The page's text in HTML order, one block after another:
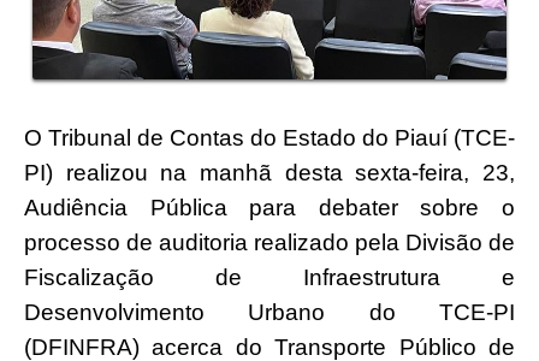
O Tribunal de Contas do Estado do Piauí (TCE-
PI) realizou na manhã desta sexta-feira, 23,
Audiência Pública para debater sobre o
processo de auditoria realizado pela Divisão de
Fiscalização de Infraestrutura e
Desenvolvimento Urbano do TCE-PI
(DFINFRA) acerca do Transporte Público de